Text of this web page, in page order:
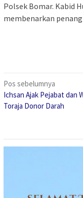
Polsek Bomar. Kabid
membenarkan
Navigasi
pos
Pos sebelumnya
Ichsan Ajak Pejabat dan
Toraja Donor Darah